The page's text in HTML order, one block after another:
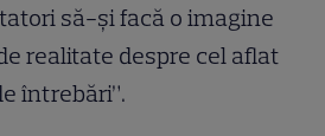
să-şi facă o imagine
realitate despre cel aflat
întrebări”.